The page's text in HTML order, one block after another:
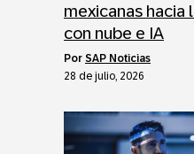
mexicanas hacia
con nube e IA
por SAP Noticias
28 de julio, 2026